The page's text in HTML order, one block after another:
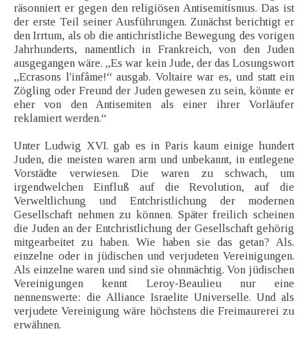
räsonniert er gegen den religiösen Antisemitismus. Das ist
der erste Teil seiner Ausführungen. Zunächst berichtigt er
den Irrtum, als ob die antichristliche Bewegung des vorigen
Jahrhunderts, namentlich in Frankreich, von den Juden
ausgegangen wäre. „Es war kein Jude, der das Losungswort
„Ecrasons l'infâme!“ ausgab. Voltaire war es, und statt ein
Zögling oder Freund der Juden gewesen zu sein, könnte er
eher von den Antisemiten als einer ihrer Vorläufer
reklamiert werden.“
Unter Ludwig XVI. gab es in Paris kaum einige hundert
Juden, die meisten waren arm und unbekannt, in entlegene
Vorstädte verwiesen. Die waren zu schwach, um
irgendwelchen Einfluß auf die Revolution, auf die
Verweltlichung und Entchristlichung der modernen
Gesellschaft nehmen zu können. Später freilich scheinen
die Juden an der Entchristlichung der Gesellschaft gehörig
mitgearbeitet zu haben. Wie haben sie das getan? Als.
einzelne oder in jüdischen und verjudeten Vereinigungen.
Als einzelne waren und sind sie ohnmächtig. Von jüdischen
Vereinigungen kennt Leroy-Beaulieu nur eine
nennenswerte: die Alliance Israelite Universelle. Und als
verjudete Vereinigung wäre höchstens die Freimaurerei zu
erwähnen.